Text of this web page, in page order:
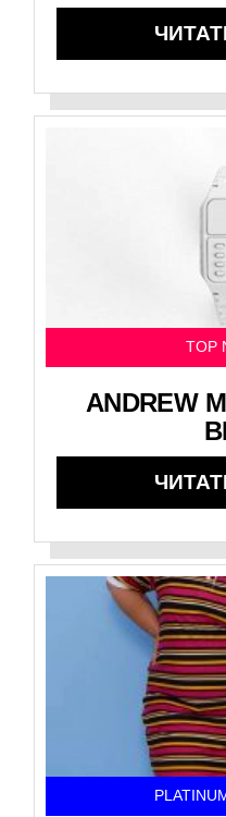
TOP
ANDREW